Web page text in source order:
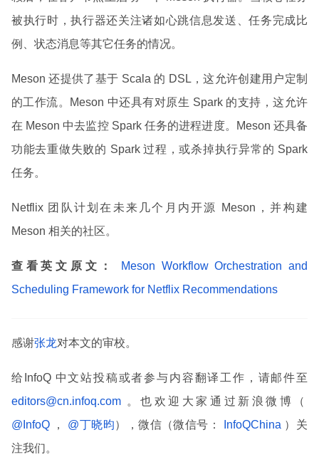
被执行时，执行器还关注诸如心跳信息发送、任务完成比
例、状态消息等其它任务的情况。
Meson 还提供了基于 Scala 的 DSL，这允许创建用户定制
的工作流。Meson 中还具有对原生 Spark 的支持，这允许
在 Meson 中去监控 Spark 任务的进程进度。Meson 还具备
功能去重做失败的 Spark 过程，或杀掉执行异常的 Spark
任务。
Netflix 团队计划在未来几个月内开源 Meson，并构建
Meson 相关的社区。
查看英文原文：
Meson Workflow Orchestration and
Scheduling Framework for Netflix Recommendations
感谢张龙对本文的审校。
给InfoQ 中文站投稿或者参与内容翻译工作，请邮件至
editors@cn.infoq.com 。也欢迎大家通过新浪微博（
@InfoQ
， @丁晓昀），微信（微信号： InfoQChina ）关
注我们。